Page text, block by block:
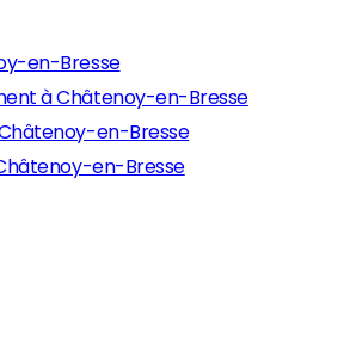
en-Bresse
à Châtenoy-en-Bresse
en-Bresse
en-Bresse